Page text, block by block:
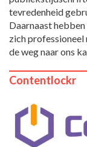
tevredenheid
Daarnaast
zich
de weg naar ons
Contentlockr